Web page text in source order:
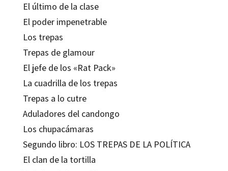
El último de la clase
El poder impenetrable
Los trepas
Trepas de glamour
El jefe de los «Rat Pack»
La cuadrilla de los trepas
Trepas a lo cutre
Aduladores del candongo
Los chupacámaras
Segundo libro: LOS TREPAS DE LA POLÍTICA
El clan de la tortilla